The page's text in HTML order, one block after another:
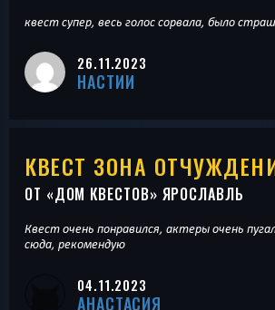
квест супер, весь голос сорвала, было
26.11.2023
НАСТИИ
КВЕСТ ЗОНА
ОТ «ДОМ КВЕСТОВ» ЯРОСЛАВЛЬ
Квест очень понравился, актеры очень пугали .
сюда, рекомендую
04.11.2023
АНАСТАСИЯ